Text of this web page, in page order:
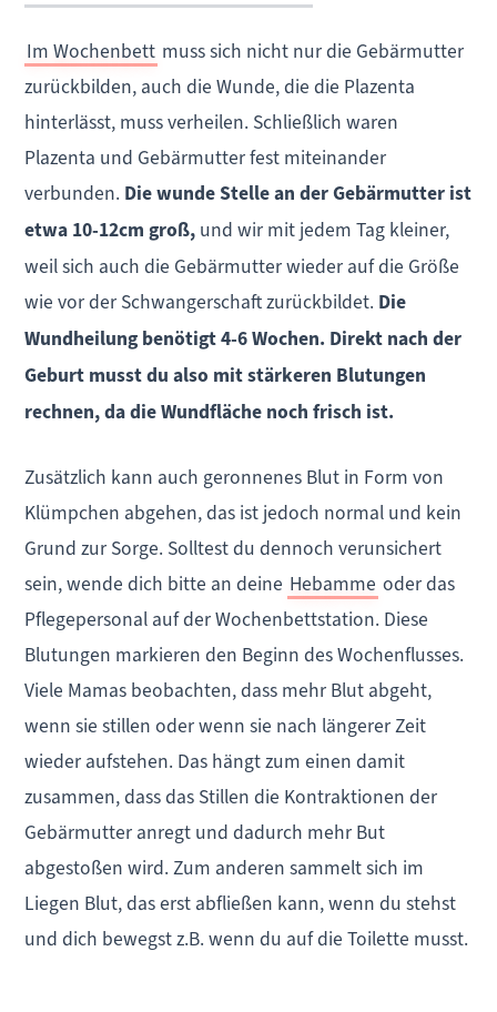
Im Wochenbett muss sich nicht nur die Gebärmutter
zurückbilden, auch die Wunde, die die Plazenta
hinterlässt, muss verheilen. Schließlich waren
Plazenta und Gebärmutter fest miteinander
verbunden. Die wunde Stelle an der Gebärmutter ist
etwa 10-12cm groß, und wir mit jedem Tag kleiner,
weil sich auch die Gebärmutter wieder auf die Größe
wie vor der Schwangerschaft zurückbildet. Die
Wundheilung benötigt 4-6 Wochen. Direkt nach der
Geburt musst du also mit stärkeren Blutungen
rechnen, da die Wundfläche noch frisch ist.
Zusätzlich kann auch geronnenes Blut in Form von
Klümpchen abgehen, das ist jedoch normal und kein
Grund zur Sorge. Solltest du dennoch verunsichert
sein, wende dich bitte an deine Hebamme oder das
Pflegepersonal auf der Wochenbettstation. Diese
Blutungen markieren den Beginn des Wochenflusses.
Viele Mamas beobachten, dass mehr Blut abgeht,
wenn sie stillen oder wenn sie nach längerer Zeit
wieder aufstehen. Das hängt zum einen damit
zusammen, dass das Stillen die Kontraktionen der
Gebärmutter anregt und dadurch mehr But
abgestoßen wird. Zum anderen sammelt sich im
Liegen Blut, das erst abfließen kann, wenn du stehst
und dich bewegst z.B. wenn du auf die Toilette musst.